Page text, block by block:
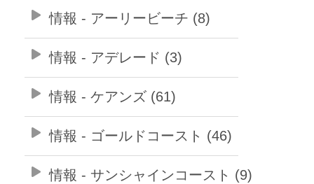
情報 - アーリービーチ (8)
情報 - アデレード (3)
情報 - ケアンズ (61)
情報 - ゴールドコースト (46)
情報 - サンシャインコースト (9)